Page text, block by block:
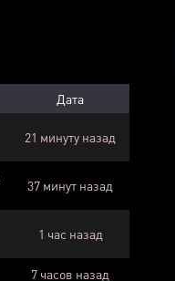
Дата
21 минуту назад
37 минут назад
1 час назад
7 часов назад